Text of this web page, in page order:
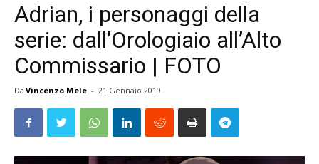
Adrian, i personaggi della
serie: dall’Orologiaio all’Alto
Commissario | FOTO
Da Vincenzo Mele - 21 Gennaio 2019